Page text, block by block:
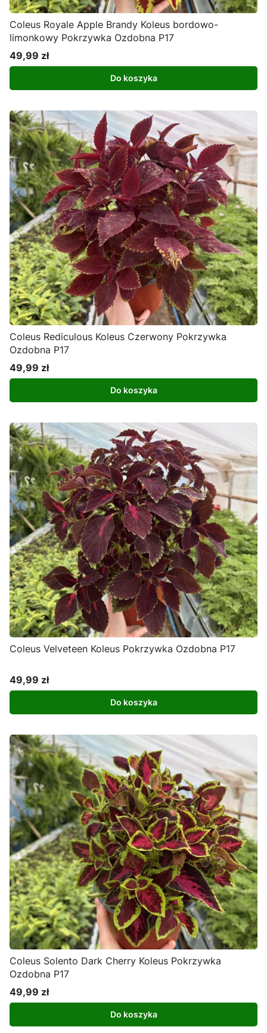
Coleus Royale Apple Brandy Koleus bordowo-
limonkowy Pokrzywka Ozdobna P17
Cena
49,99 zł
Do koszyka
Coleus Rediculous Koleus Czerwony Pokrzywka
Ozdobna P17
Cena
49,99 zł
Do koszyka
Coleus Velveteen Koleus Pokrzywka Ozdobna P17
Cena
49,99 zł
Do koszyka
Coleus Solento Dark Cherry Koleus Pokrzywka
Ozdobna P17
Cena
49,99 zł
Do koszyka